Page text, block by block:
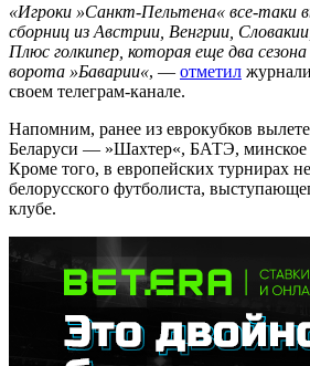
«Игроки »Санкт-Пельтена« все-таки
сборниц из Австрии, Венгрии,
Плюс голкипер, которая еще два
ворота »Баварии«, — отметил
своем телеграм-канале.
Напомним, ранее из еврокубков
Беларуси — »Шахтер«, БАТЭ, минское
Кроме того, в европейских турнирах
белорусского футболиста,
клубе.